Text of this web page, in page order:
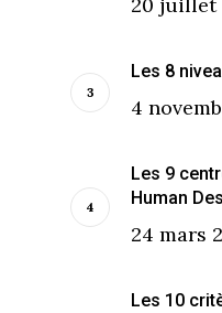
20 juillet
Les 8
4
Les 9
Human
24 mars
Les 10